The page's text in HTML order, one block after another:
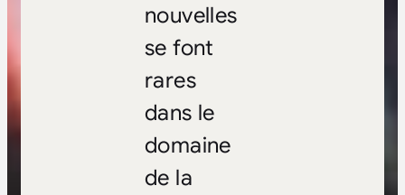
nouvelles
se font
rares
dans le
domaine
de la